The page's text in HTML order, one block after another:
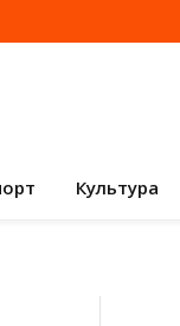
Культура